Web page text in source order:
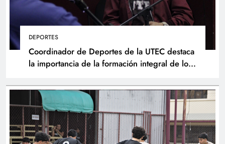
DEPORTES
Coordinador de Deportes de la UTEC destaca
la importancia de la formación integral de los